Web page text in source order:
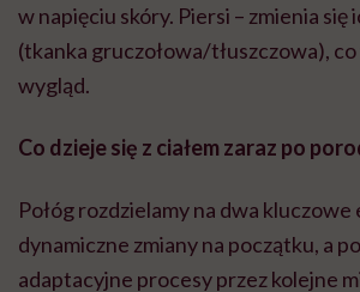
w napięciu skóry. Piersi – zmienia się
(tkanka gruczołowa/tłuszczowa), co
wygląd.
Co dzieje się z ciałem zaraz po
Połóg rozdzielamy na dwa kluczowe
dynamiczne zmiany na początku, a
adaptacyjne procesy przez kolejne